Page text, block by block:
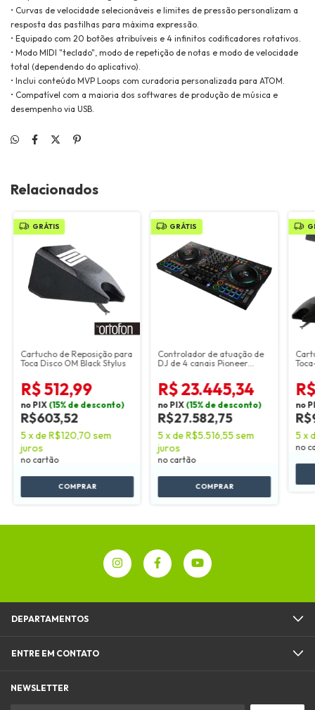
• Curvas de velocidade selecionáveis e limites de pressão personalizam a
resposta das pastilhas para máxima expressão.
• Equipado com 20 botões atribuíveis e 4 infinitos codificadores rotativos.
• Modo MIDI "teclado", modo de repetição de notas e modo de velocidade
total (dependendo do aplicativo).
• Inclui conteúdo MVP Loops com curadoria personalizada para ATOM.
• Compatível com a maioria dos softwares de produção de música e
desempenho via USB.
Relacionados
GRÁTIS
Cartucho de Reposição para
Toca Disco OM Black Stylus
R$ 512,99
no PIX (15% de desconto)
R$603,52
5xdeR$120,70sem
juros
no cartão
GRÁTIS
Controlador de atuação de
DJ de 4 canais Pioneer
aplicações de DJ (preto)
R$ 23.445,34
no PIX (15% de desconto)
R$27.582,75
5xdeR$5.516,55sem
juros
no cartão
no
5x
no
DEPARTAMENTOS
ENTRE EM CONTATO
NEWSLETTER